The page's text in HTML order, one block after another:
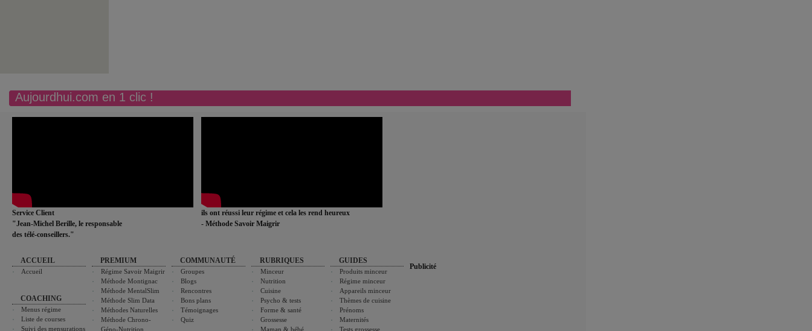
Aujourdhui.com en 1 clic !
Service Client
"Jean-Michel Berille, le responsable
des télé-conseillers."
ils ont réussi leur régime et cela les rend heureux
- Méthode Savoir Maigrir
ACCUEIL
Accueil
COACHING
Menus régime
Liste de courses
Suivi des mensurations
PREMIUM
Régime Savoir Maigrir
Méthode Montignac
Méthode MentalSlim
Méthode Slim Data
Méthodes Naturelles
Méthode Chrono-
Géno-Nutrition
COMMUNAUTÉ
Groupes
Blogs
Rencontres
Bons plans
Témoignages
Quiz
RUBRIQUES
Minceur
Nutrition
Cuisine
Psycho & tests
Forme & santé
Grossesse
Maman & bébé
GUIDES
Produits minceur
Régime minceur
Appareils minceur
Thèmes de cuisine
Prénoms
Maternités
Tests grossesse
Publicité